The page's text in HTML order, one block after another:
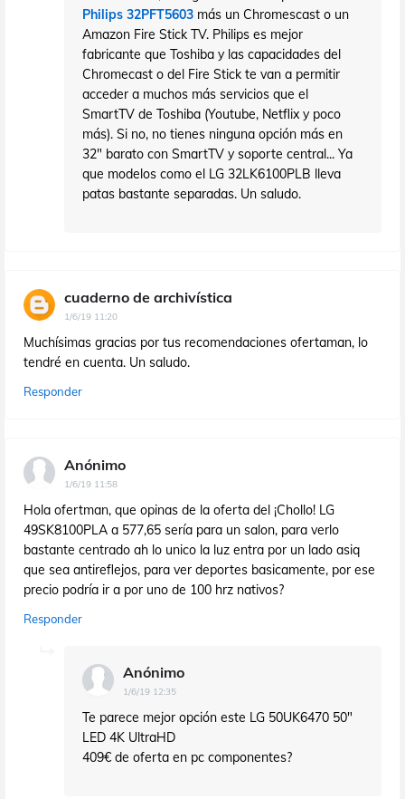
Philips 32PFT5603 más un Chromescast o un
Amazon Fire Stick TV. Philips es mejor
fabricante que Toshiba y las capacidades del
Chromecast o del Fire Stick te van a permitir
acceder a muchos más servicios que el
SmartTV de Toshiba (Youtube, Netflix y poco
más). Si no, no tienes ninguna opción más en
32" barato con SmartTV y soporte central... Ya
que modelos como el LG 32LK6100PLB lleva
patas bastante separadas. Un saludo.
cuaderno de archivística
1/6/19 11:20
Muchísimas gracias por tus recomendaciones ofertaman, lo
tendré en cuenta. Un saludo.
Responder
Anónimo
1/6/19 11:58
Hola ofertman, que opinas de la oferta del ¡Chollo! LG
49SK8100PLA a 577,65 sería para un salon, para verlo
bastante centrado ah lo unico la luz entra por un lado asiq
que sea antireflejos, para ver deportes basicamente, por ese
precio podría ir a por uno de 100 hrz nativos?
Responder
Anónimo
1/6/19 12:35
Te parece mejor opción este LG 50UK6470 50"
LED 4K UltraHD
409€ de oferta en pc componentes?